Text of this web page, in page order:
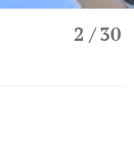
2 / 30